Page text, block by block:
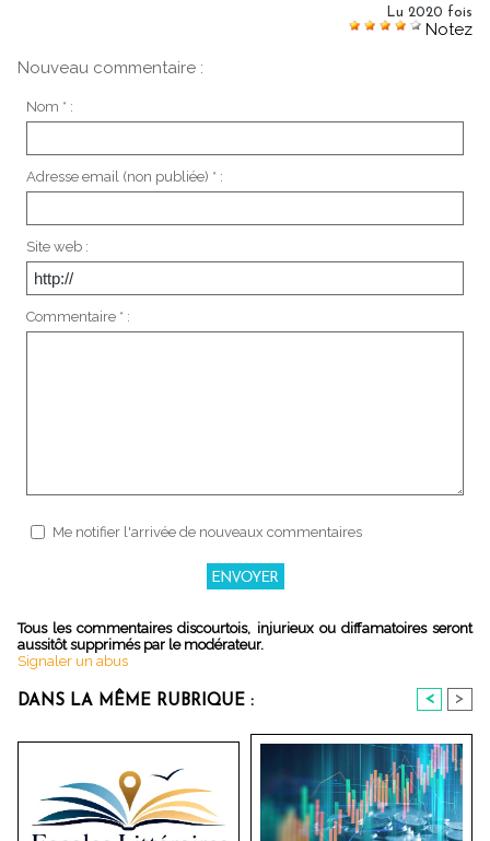
Lu 2020 fois
Notez
Nouveau commentaire :
Nom * :
Adresse email (non publiée) * :
Site web :
Commentaire * :
Me notifier l'arrivée de nouveaux commentaires
Tous les commentaires discourtois, injurieux ou diffamatoires seront
aussitôt supprimés par le modérateur.
Signaler un abus
DANS LA MÊME RUBRIQUE : < >